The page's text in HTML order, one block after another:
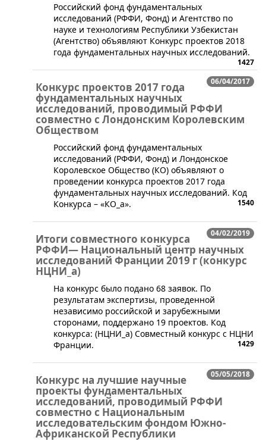
Российский фонд фундаментальных
исследований (РФФИ, Фонд) и Агентство по
науке и технологиям Республики Узбекистан
(Агентство) объявляют Конкурс проектов 2018
года фундаментальных научных исследований.
1427
06/04/2017
Конкурс проектов 2017 года
фундаментальных научных
исследований, проводимый РФФИ
совместно с Лондонским Королевским
Обществом
Российский фонд фундаментальных
исследований (РФФИ, Фонд) и Лондонское
Королевское Общество (КО) объявляют о
проведении конкурса проектов 2017 года
фундаментальных научных исследований. Код
Конкурса – «КО_а».
1540
04/02/2019
Итоги совместного конкурса
РФФИ— Национальный центр научных
исследований Франции 2019 г (конкурс
НЦНИ_а)
​На конкурс было подано 68 заявок. По
результатам экспертизы, проведенной
независимо российской и зарубежными
сторонами, поддержано 19 проектов. Код
конкурса: (НЦНИ_а) Совместный конкурс с НЦНИ
Франции.
1429
05/05/2018
Конкурс на лучшие научные
проекты фундаментальных
исследований, проводимый РФФИ
совместно с Национальным
исследовательским фондом Южно-
Африканской Республики